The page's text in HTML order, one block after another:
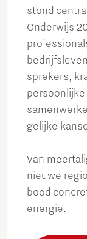
stond
Onderwijs
sprekers,
gelijke
Van
nieuwe
bood
energie.